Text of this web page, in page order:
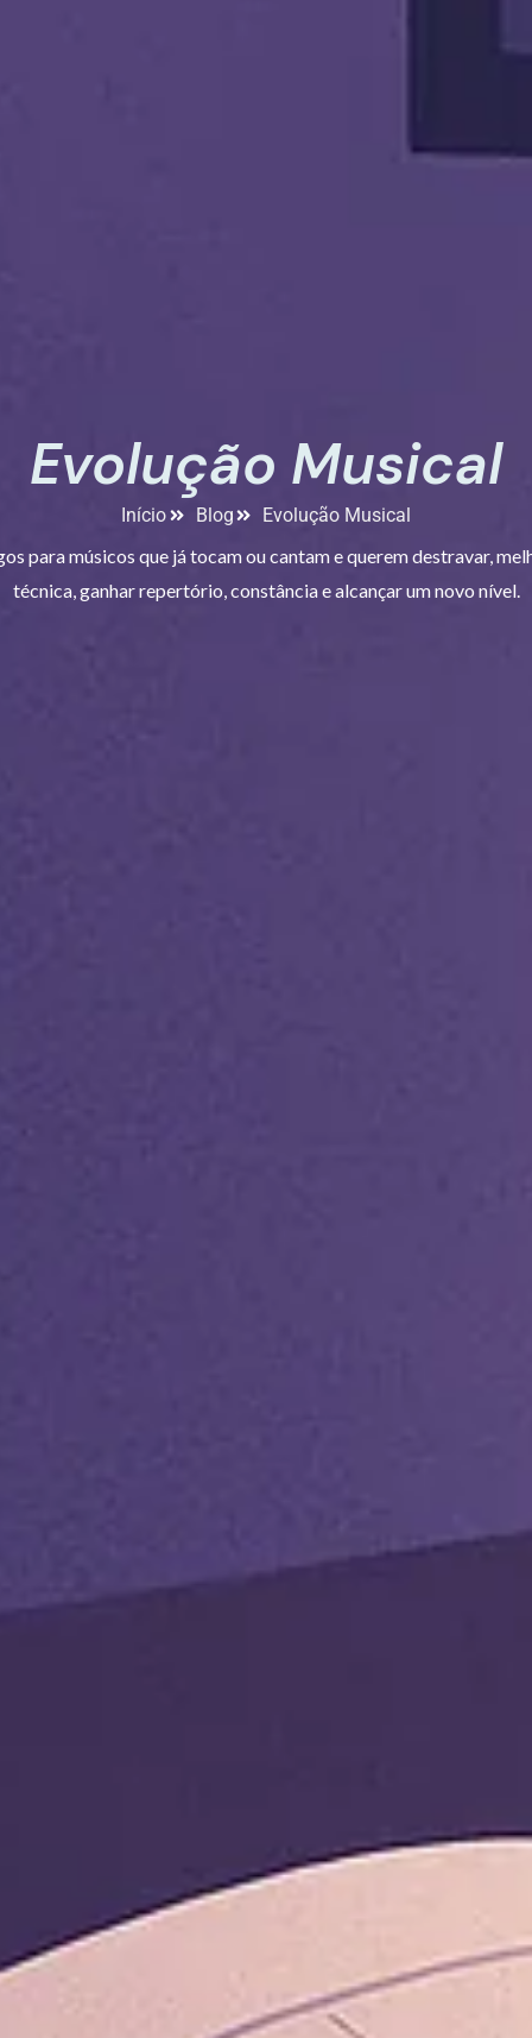
Evolução Musical
Início Blog
Evolução Musical
para músicos que já tocam ou cantam e querem destravar,
técnica, ganhar repertório, constância e alcançar um novo nível.